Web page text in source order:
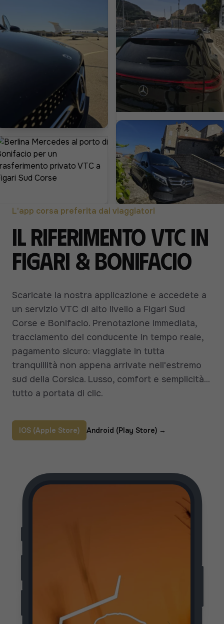
L'app corsa preferita dai viaggiatori
Il riferimento VTC in
Figari & Bonifacio
Scaricate la nostra applicazione e accedete a
un servizio VTC di alto livello a Figari Sud
Corse e Bonifacio. Prenotazione immediata,
tracciamento del conducente in tempo reale,
pagamento sicuro: viaggiate in tutta
tranquillità non appena arrivate nell'estremo
sud della Corsica. Lusso, comfort e semplicità...
tutto a portata di clic.
IOS (Apple Store) Android (Play Store) →